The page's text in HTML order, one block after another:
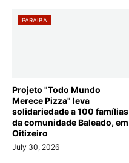
PARAIBA
Projeto "Todo Mundo
Merece Pizza" leva
solidariedade a 100 famílias
da comunidade Baleado, em
Oitizeiro
July 30, 2026